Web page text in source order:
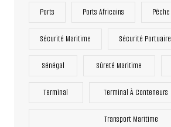
Ports Ports Africains Pêche
Sécurité Maritime Sécurité Portuaire
Sénégal Sûreté Maritime
Terminal Terminal À Conteneurs
Transport Maritime